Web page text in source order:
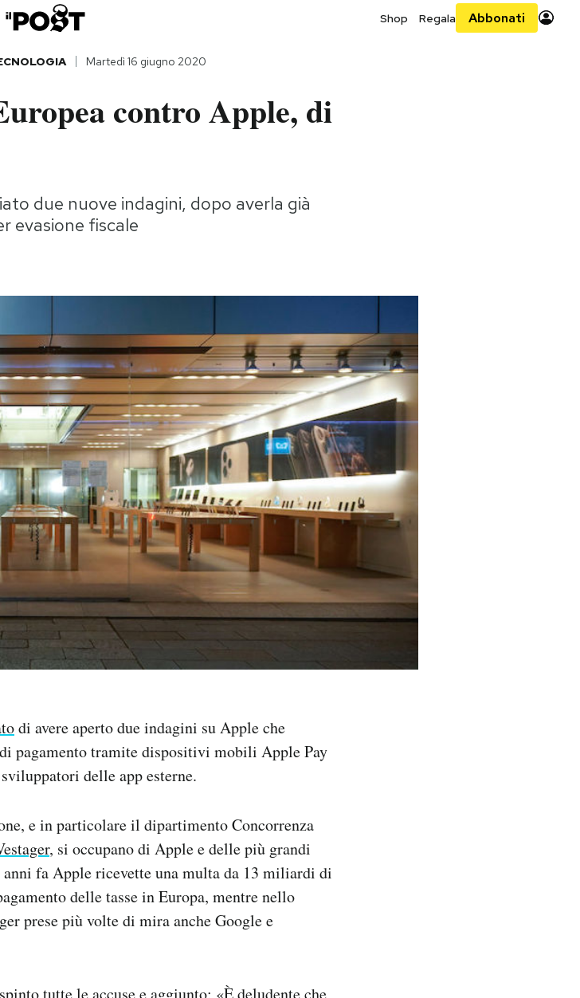
Shop Regala Abbonati
Martedì 16 giugno 2020
contro Apple, di
due nuove indagini, dopo averla già
evasione fiscale
di avere aperto due indagini su Apple che
pagamento tramite dispositivi mobili Apple Pay
delle app esterne.
e in particolare il dipartimento Concorrenza
, si occupano di Apple e delle più grandi
fa Apple ricevette una multa da 13 miliardi di
delle tasse in Europa, mentre nello
prese più volte di mira anche Google e